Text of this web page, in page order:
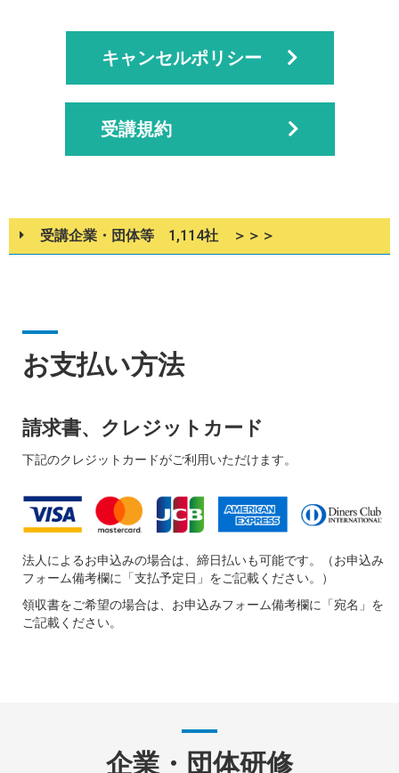
キャンセルポリシー
受講規約
受講企業・団体等 1,114社 ＞＞＞
お支払い方法
請求書、クレジットカード
下記のクレジットカードがご利用いただけます。
法人によるお申込みの場合は、締日払いも可能です。（お申込み
フォーム備考欄に「支払予定日」をご記載ください。）
領収書をご希望の場合は、お申込みフォーム備考欄に「宛名」を
ご記載ください。
企業・団体研修